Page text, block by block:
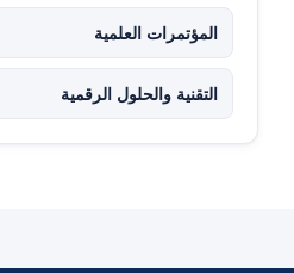
المؤتمرات العلمية
التقنية والحلول الرقمية